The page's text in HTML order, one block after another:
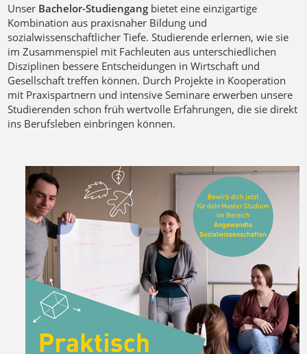
Unser Bachelor-Studiengang bietet eine einzigartige
Kombination aus praxisnaher Bildung und
sozialwissenschaftlicher Tiefe. Studierende erlernen, wie sie
im Zusammenspiel mit Fachleuten aus unterschiedlichen
Disziplinen bessere Entscheidungen in Wirtschaft und
Gesellschaft treffen können. Durch Projekte in Kooperation
mit Praxispartnern und intensive Seminare erwerben unsere
Studierenden schon früh wertvolle Erfahrungen, die sie direkt
ins Berufsleben einbringen können.